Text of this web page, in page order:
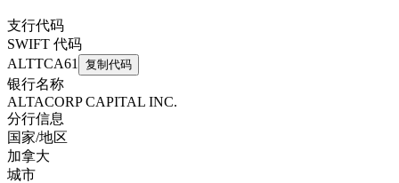
支行代码
SWIFT 代码
ALTTCA61
复制代码
银行名称
ALTACORP CAPITAL INC.
分行信息
国家/地区
加拿大
城市